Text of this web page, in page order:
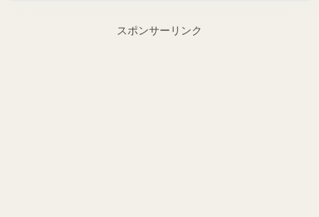
スポンサーリンク